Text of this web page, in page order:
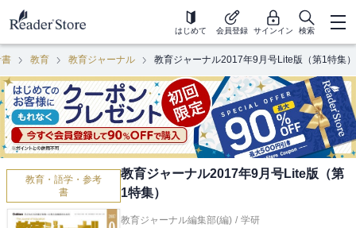
はじめて 会員登録 サインイン 検索
教育 教育ジャーナル 教育ジャーナル2017年9月号Lite版（第1特集）
教育・語学・参考
書
教育ジャーナル2017年9月号Lite版（第
1特集）
教育ジャーナル編集部(編) / 学研